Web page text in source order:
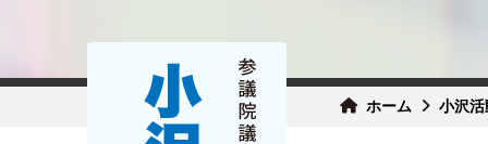
ホーム 小沢